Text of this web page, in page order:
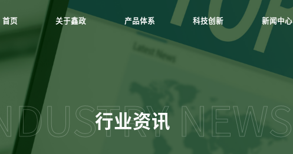
首页 关于鑫政 产品体系 科技创新 新闻中心
NEWS
行业资讯